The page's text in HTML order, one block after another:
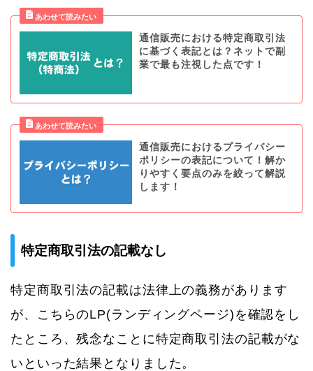
通信販売における特定商取引法
に基づく表記とは？ネットで副
業で最も注視した点です！
通信販売におけるプライバシー
ポリシーの表記について！解か
りやすく要点のみを絞って解説
します！
特定商取引法の記載なし
特定商取引法の記載は法律上の義務があります
が、こちらのLP(ランディングページ)を確認をし
たところ、残念なことに特定商取引法の記載がな
いといった結果となりました。